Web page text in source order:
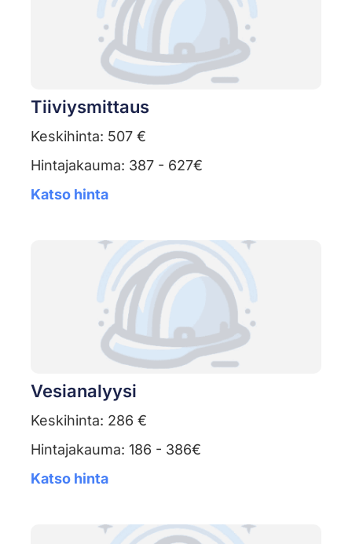
Tiiviysmittaus
Keskihinta: 507 €
Hintajakauma: 387 - 627€
Katso hinta
Vesianalyysi
Keskihinta: 286 €
Hintajakauma: 186 - 386€
Katso hinta